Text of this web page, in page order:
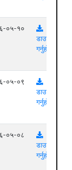
०५-१०
डाउनलोड
गर्नुहोस्
०५-०९
डाउनलोड
गर्नुहोस्
०५-०८
डाउनलोड
गर्नुहोस्